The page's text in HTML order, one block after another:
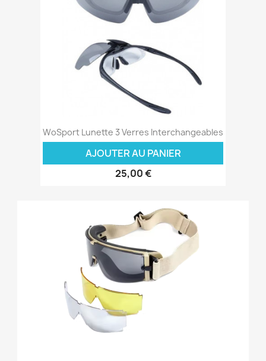
WoSport Lunette 3 Verres Interchangeables
AJOUTER AU PANIER
25,00 €